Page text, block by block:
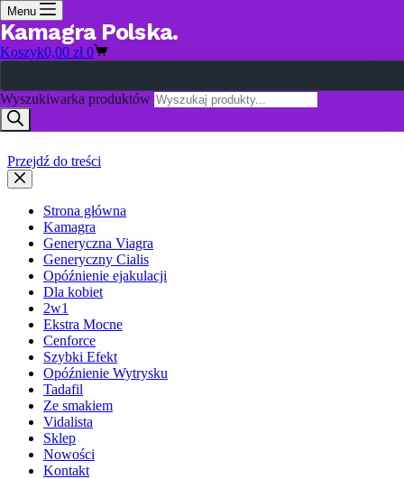
Przejdź do treści
Strona główna
Kamagra
Generyczna Viagra
Generyczny Cialis
Opóźnienie ejakulacji
Dla kobiet
2w1
Ekstra Mocne
Cenforce
Szybki Efekt
Opóźnienie Wytrysku
Tadafil
Ze smakiem
Vidalista
Sklep
Nowości
Kontakt
Menu
Kamagra Polska
Koszyk0,00 zł 0
Wyszukiwarka produktów